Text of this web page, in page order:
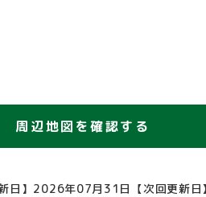
周辺地図を確認する
新日】2026年07月31日 【次回更新